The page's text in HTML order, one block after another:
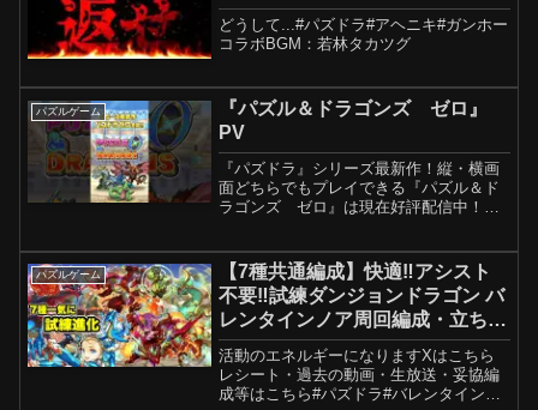
どうして...#パズドラ#アヘニキ#ガンホー
コラボBGM：若林タカツグ
パズルゲーム
『パズル＆ドラゴンズ ゼロ』
PV
『パズドラ』シリーズ最新作！縦・横画
面どちらでもプレイできる『パズル＆ド
ラゴンズ ゼロ』は現在好評配信中！
です。App Store は ...
パズルゲーム
【7種共通編成】快適‼️アシスト
不要‼️試練ダンジョンドラゴン バ
レンタインノア周回編成・立ち回
り紹介！！【#パズドラ/パズル&
ドラゴンズ】
活動のエネルギーになりますXはこちら
レシート・過去の動画・生放送・妥協編
成等はこちら#パズドラ#バレンタインノ